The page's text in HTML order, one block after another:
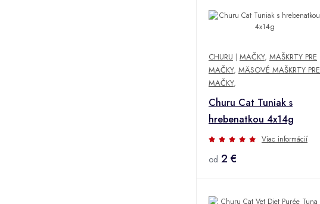
CHURU | MAČKY, MAŠKRTY PRE
MAČKY, MÄSOVÉ MAŠKRTY PRE
MAČKY,
Churu Cat Tuniak s
hrebenatkou 4x14g
Viac informácií
od 2 €